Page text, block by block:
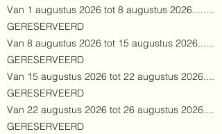
Van 1 augustus 2026 tot 8 augustus 2026........
GERESERVEERD
Van 8 augustus 2026 tot 15 augustus 2026......
GERESERVEERD
Van 15 augustus 2026 tot 22 augustus 2026....
GERESERVEERD
Van 22 augustus 2026 tot 26 augustus 2026....
GERESERVEERD